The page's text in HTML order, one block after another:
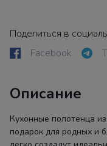
Поделиться в
Facebook
Описание
Кухонные полотенца
подарок для родных и